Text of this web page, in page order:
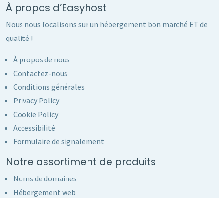
À propos d’Easyhost
Nous nous focalisons sur un hébergement bon marché ET de
qualité !
À propos de nous
Contactez-nous
Conditions générales
Privacy Policy
Cookie Policy
Accessibilité
Formulaire de signalement
Notre assortiment de produits
Noms de domaines
Hébergement web